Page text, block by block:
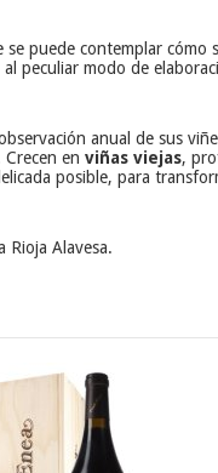
se puede contemplar cómo
peculiar modo de
anual de sus
en viñas viejas,
posible, para
Rioja Alavesa.